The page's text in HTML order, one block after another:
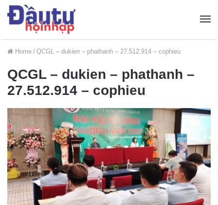
Home / QCGL – dukien – phathanh – 27.512.914 – cophieu
QCGL – dukien – phathanh –
27.512.914 – cophieu